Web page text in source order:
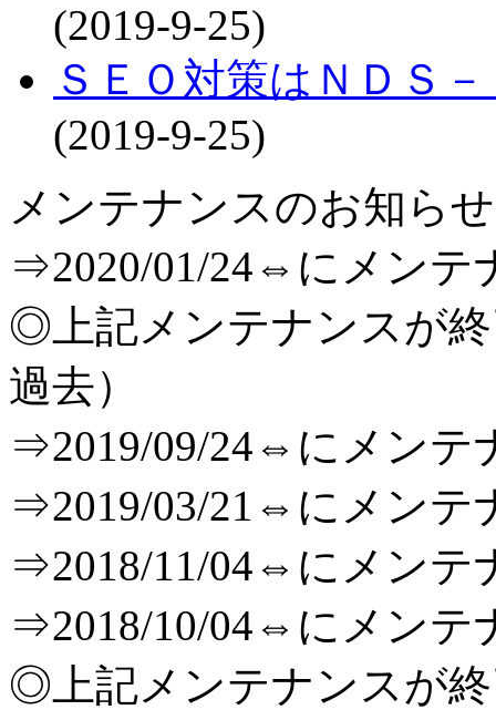
(2019-9-25)
ＳＥＯ対策はＮＤＳ
(2019-9-25)
メンテナンスのお知ら
⇒2020/01/24⇔にメンテ
◎上記メンテナンスが
過去）
⇒2019/09/24⇔にメンテ
⇒2019/03/21⇔にメンテ
⇒2018/11/04⇔にメンテ
⇒2018/10/04⇔にメンテ
◎上記メンテナンスが